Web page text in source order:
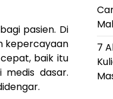
pasien. Di
kepercayaan
baik itu
dasar.
7